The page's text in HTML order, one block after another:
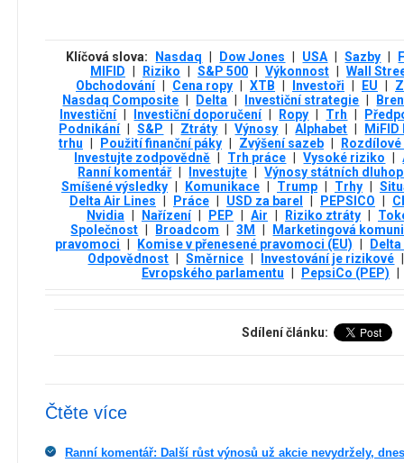
Klíčová slova: Nasdaq Dow Jones USA Sazby
MIFID
Riziko S&P 500 Výkonnost
Wall
Obchodování
Cena ropy XTB Investoři EU
Nasdaq Composite
Delta Investiční strategie
Investiční
Investiční doporučení Ropy Trh
Podnikání
S&P Ztráty Výnosy Alphabet
MiFID
trhu
Použití finanční páky Zvýšení sazeb
Investujte zodpovědně
Trh práce Vysoké riziko
Ranní komentář
Investujte
Výnosy státních
Smíšené výsledky
Komunikace Trump Trhy
Delta Air Lines
Práce USD za barel PEPSICO
Nvidia
Nařízení PEP Air Riziko ztráty
Společnost
Broadcom 3М
Marketingová
pravomoci
Komise v přenesené pravomoci (EU)
Odpovědnost
Směrnice Investování je rizikové
Evropského parlamentu
PepsiCo (PEP)
Sdílení článku:
Čtěte více
Ranní komentář: Další růst výnosů už akcie nevydržely,